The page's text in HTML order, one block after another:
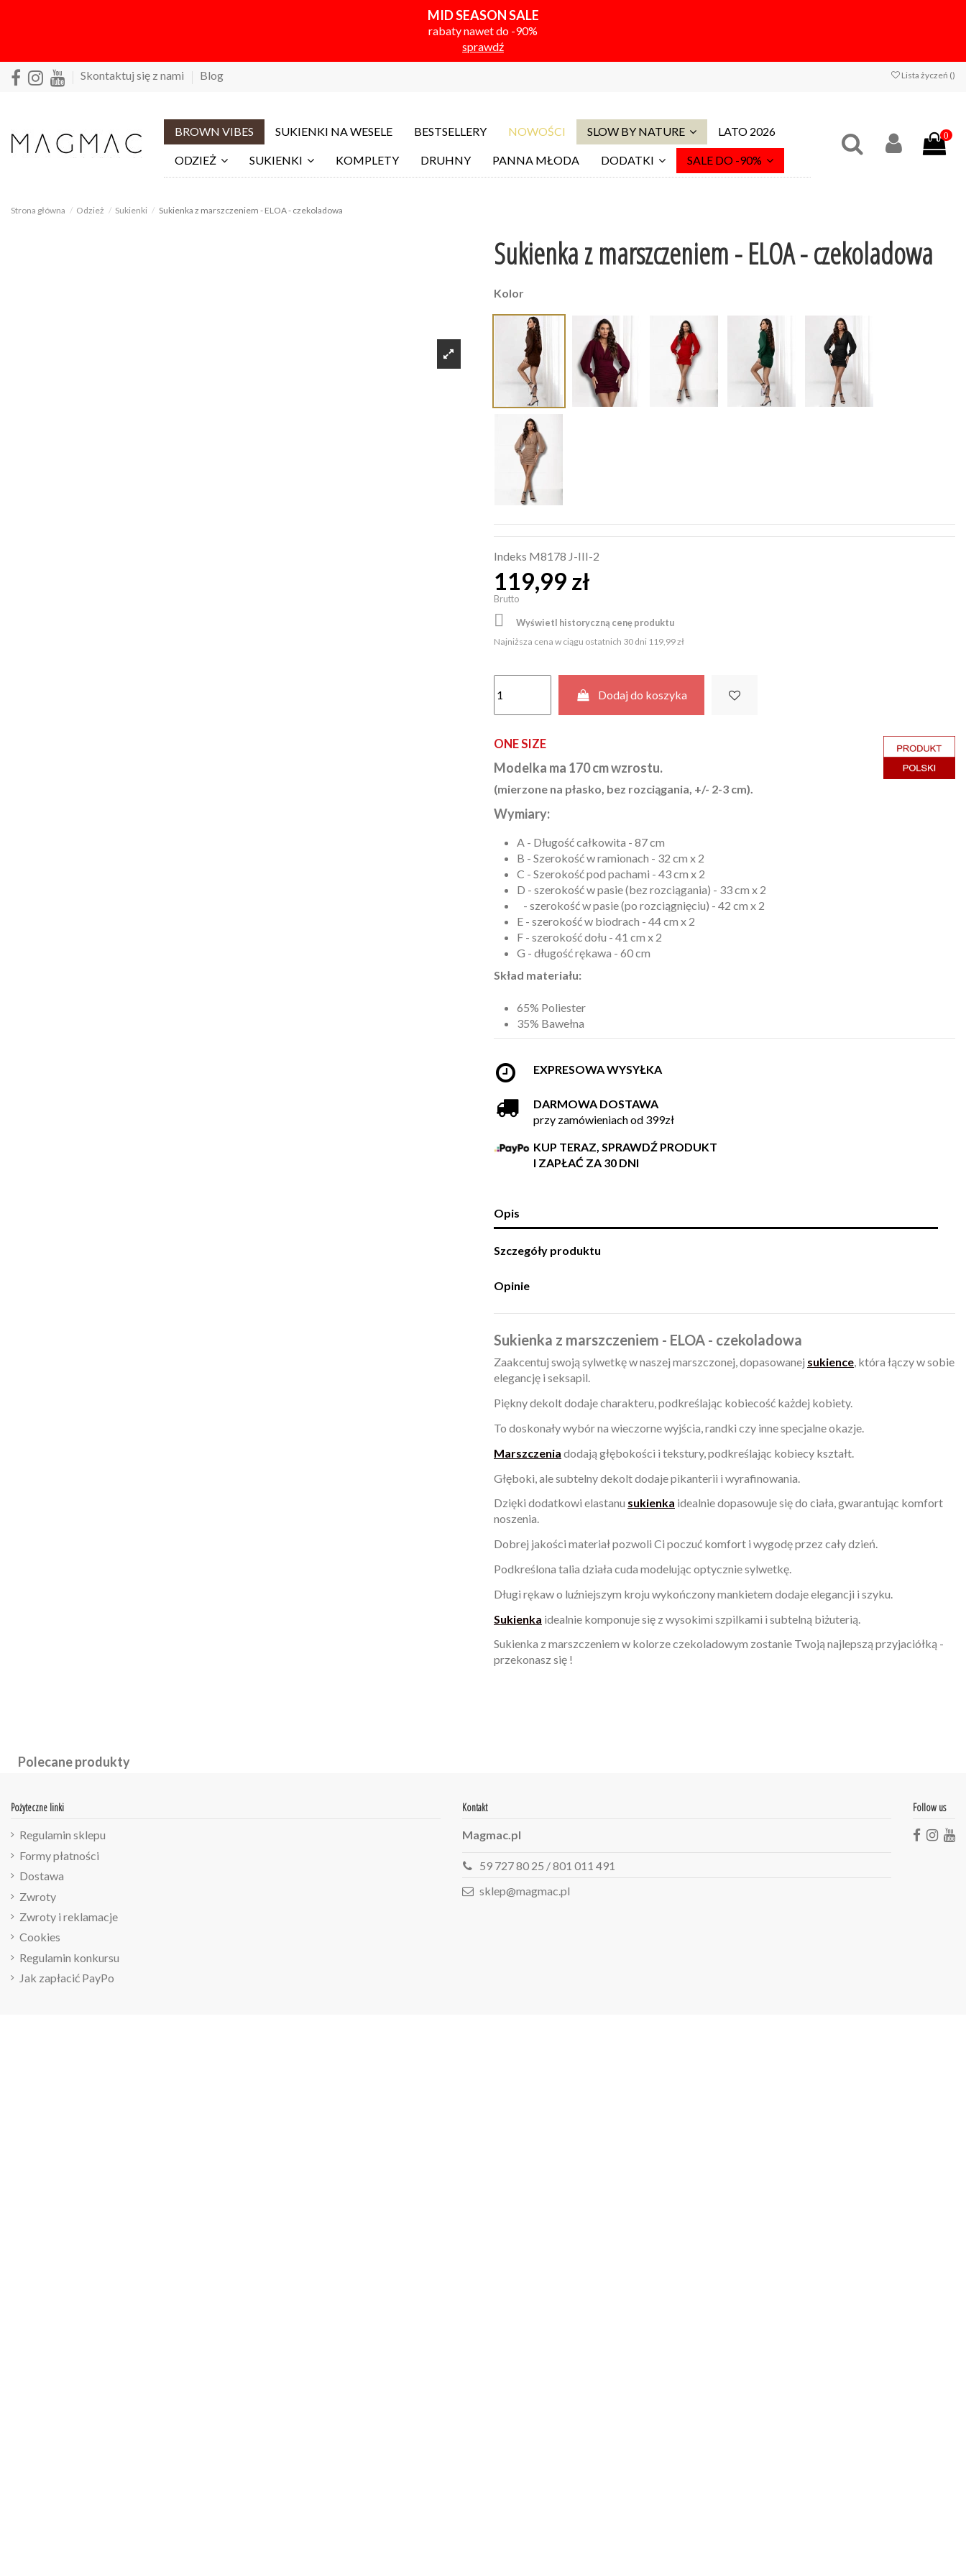
MID SEASON SALE
rabaty nawet do -90%
sprawdź
Skontaktuj się z nami Blog Lista życzeń ()
BROWN VIBES SUKIENKI NA WESELE BESTSELLERY NOWOŚCI SLOW BY NATURE LATO 2026
ODZIEŻ SUKIENKI KOMPLETY DRUHNY PANNA MŁODA DODATKI SALE DO -90%
0
Strona główna Odzież Sukienki Sukienka z marszczeniem - ELOA - czekoladowa
Sukienka z marszczeniem - ELOA - czekoladowa
Kolor
Indeks M8178 J-III-2
119,99 zł
Brutto
 Wyświetl historyczną cenę produktu
Najniższa cena w ciągu ostatnich 30 dni 119,99 zł
Dodaj do koszyka
ONE SIZE
Modelka ma 170 cm wzrostu.
(mierzone na płasko, bez rozciągania, +/- 2-3 cm).
Wymiary:
A - Długość całkowita - 87 cm
B - Szerokość w ramionach - 32 cm x 2
C - Szerokość pod pachami - 43 cm x 2
D - szerokość w pasie (bez rozciągania) - 33 cm x 2
- szerokość w pasie (po rozciągnięciu) - 42 cm x 2
E - szerokość w biodrach - 44 cm x 2
F - szerokość dołu - 41 cm x 2
G - długość rękawa - 60 cm
Skład materiału:
65% Poliester
35% Bawełna
EXPRESOWA WYSYŁKA
DARMOWA DOSTAWA
przy zamówieniach od 399zł
KUP TERAZ, SPRAWDŹ PRODUKT
I ZAPŁAĆ ZA 30 DNI
Opis
Szczegóły produktu
Opinie
Sukienka z marszczeniem - ELOA - czekoladowa
Zaakcentuj swoją sylwetkę w naszej marszczonej, dopasowanej sukience, która łączy w sobie
elegancję i seksapil.
Piękny dekolt dodaje charakteru, podkreślając kobiecość każdej kobiety.
To doskonały wybór na wieczorne wyjścia, randki czy inne specjalne okazje.
Marszczenia dodają głębokości i tekstury, podkreślając kobiecy kształt.
Głęboki, ale subtelny dekolt dodaje pikanterii i wyrafinowania.
Dzięki dodatkowi elastanu sukienka idealnie dopasowuje się do ciała, gwarantując komfort
noszenia.
Dobrej jakości materiał pozwoli Ci poczuć komfort i wygodę przez cały dzień.
Podkreślona talia działa cuda modelując optycznie sylwetkę.
Długi rękaw o luźniejszym kroju wykończony mankietem dodaje elegancji i szyku.
Sukienka idealnie komponuje się z wysokimi szpilkami i subtelną biżuterią.
Sukienka z marszczeniem w kolorze czekoladowym zostanie Twoją najlepszą przyjaciółką -
przekonasz się !
Polecane produkty
Pożyteczne linki
Regulamin sklepu
Formy płatności
Dostawa
Zwroty
Zwroty i reklamacje
Cookies
Regulamin konkursu
Jak zapłacić PayPo
Kontakt
Magmac.pl
59 727 80 25 / 801 011 491
sklep@magmac.pl
Follow us